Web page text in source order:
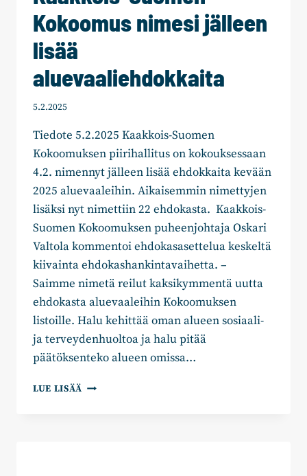
Kokoomus nimesi jälleen
lisää
aluevaaliehdokkaita
5.2.2025
Tiedote 5.2.2025 Kaakkois-Suomen
Kokoomuksen piirihallitus on kokouksessaan
4.2. nimennyt jälleen lisää ehdokkaita kevään
2025 aluevaaleihin. Aikaisemmin nimettyjen
lisäksi nyt nimettiin 22 ehdokasta. Kaakkois-
Suomen Kokoomuksen puheenjohtaja Oskari
Valtola kommentoi ehdokasasettelua keskeltä
kiivainta ehdokashankintavaihetta. –
Saimme nimetä reilut kaksikymmentä uutta
ehdokasta aluevaaleihin Kokoomuksen
listoille. Halu kehittää oman alueen sosiaali-
ja terveydenhuoltoa ja halu pitää
päätöksenteko alueen omissa…
LUE LISÄÄ KAAKKOIS-